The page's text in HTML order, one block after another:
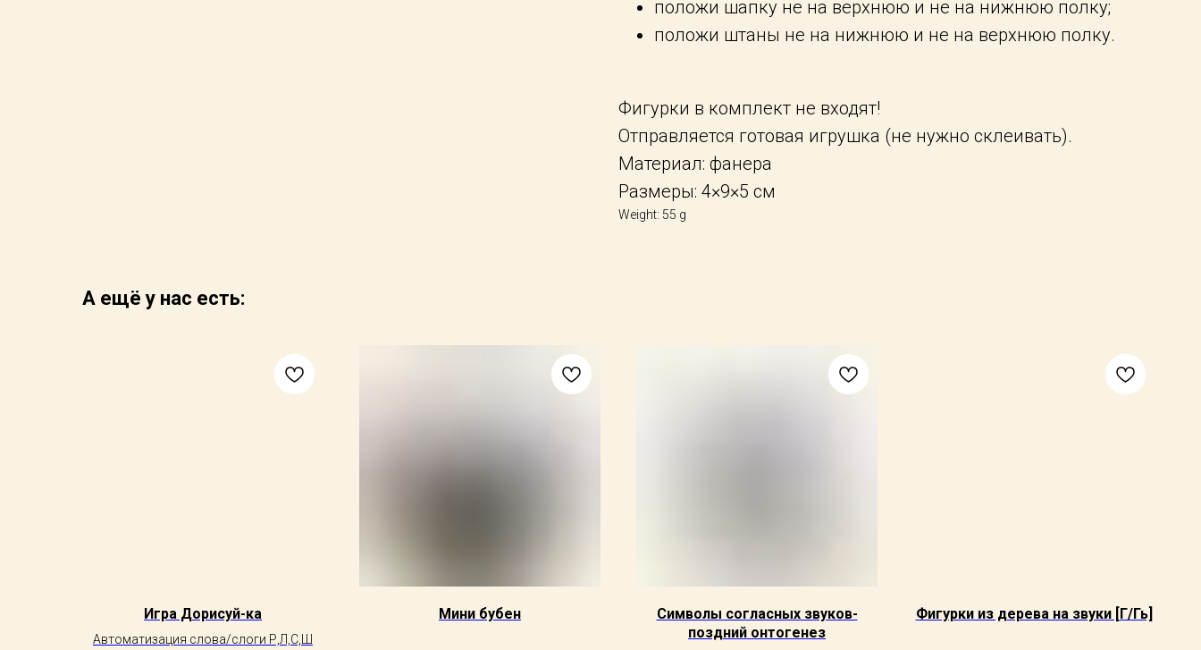
положи шапку не на верхнюю и не на нижнюю полку;
положи штаны не на нижнюю и не на верхнюю полку.
Фигурки в комплект не входят!
Отправляется готовая игрушка (не нужно склеивать).
Материал: фанера
Размеры: 4×9×5 см
Weight: 55 g
А ещё у нас есть:
Игра Дорисуй-ка
Автоматизация слова/слоги Р,Л,С,Ш
Мини бубен
Символы согласных звуков-
поздний онтогенез
Фигурки из дерева на звуки [Г/Гь]